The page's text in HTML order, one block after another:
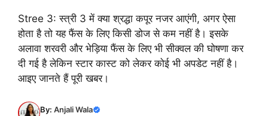
Stree 3: स्त्री 3 में क्या श्रद्धा कपूर नजर आएंगी, अगर ऐसा
होता है तो यह फैंस के लिए किसी डोज से कम नहीं है। इसके
अलावा शरवरी और भेड़िया फैंस के लिए भी सीक्वल की घोषणा कर
दी गई है लेकिन स्टार कास्ट को लेकर कोई भी अपडेट नहीं है।
आइए जानते हैं पूरी खबर।
By:Anjali Wala